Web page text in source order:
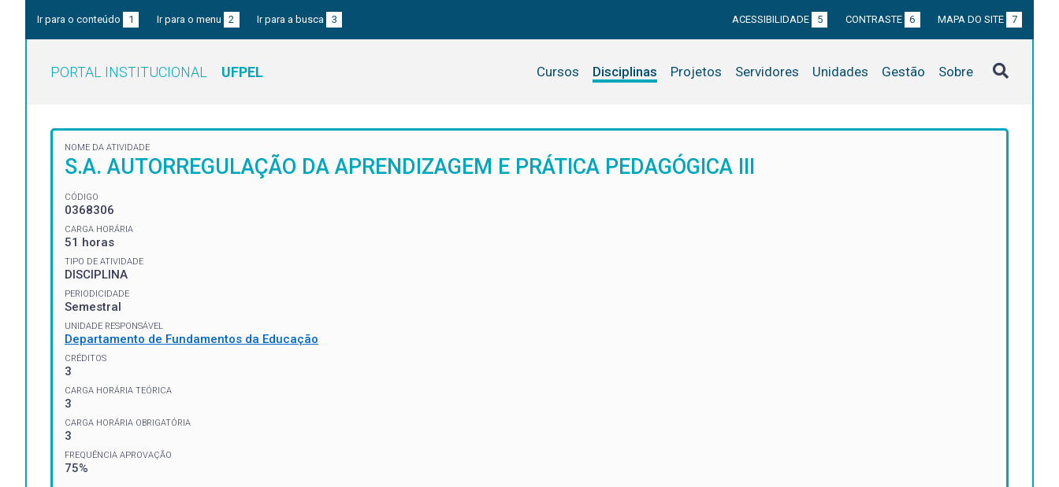
Ir para o conteúdo 1 Ir para o menu 2 Ir para a busca 3 ACESSIBILIDADE 5 CONTRASTE 6 MAPA DO SITE 7
PORTAL INSTITUCIONAL UFPEL Cursos Disciplinas Projetos Servidores Unidades Gestão Sobre
NOME DA ATIVIDADE
S.A. AUTORREGULAÇÃO DA APRENDIZAGEM E PRÁTICA PEDAGÓGICA III
CÓDIGO
0368306
CARGA HORÁRIA
51 horas
TIPO DE ATIVIDADE
DISCIPLINA
PERIODICIDADE
Semestral
UNIDADE RESPONSÁVEL
Departamento de Fundamentos da Educação
CRÉDITOS
3
CARGA HORÁRIA TEÓRICA
3
CARGA HORÁRIA OBRIGATÓRIA
3
FREQUÊNCIA APROVAÇÃO
75%